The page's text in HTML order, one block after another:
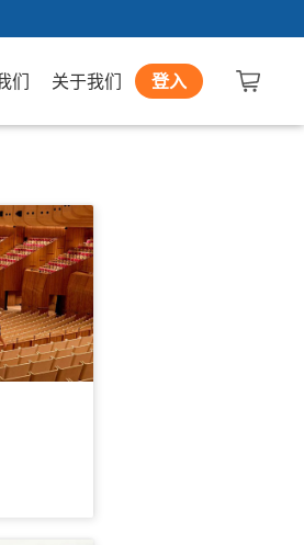
们 关于我们 登入
索之旅30
Hall
SYD04398